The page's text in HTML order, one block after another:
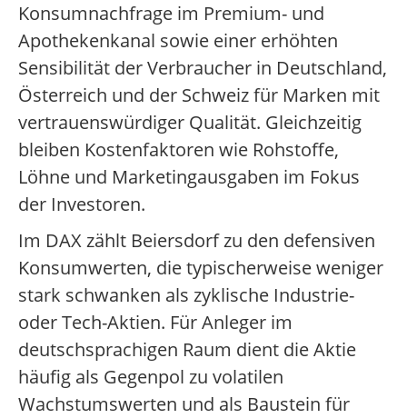
Konsumnachfrage im Premium- und
Apothekenkanal sowie einer erhöhten
Sensibilität der Verbraucher in Deutschland,
Österreich und der Schweiz für Marken mit
vertrauenswürdiger Qualität. Gleichzeitig
bleiben Kostenfaktoren wie Rohstoffe,
Löhne und Marketingausgaben im Fokus
der Investoren.
Im DAX zählt Beiersdorf zu den defensiven
Konsumwerten, die typischerweise weniger
stark schwanken als zyklische Industrie-
oder Tech-Aktien. Für Anleger im
deutschsprachigen Raum dient die Aktie
häufig als Gegenpol zu volatilen
Wachstumswerten und als Baustein für